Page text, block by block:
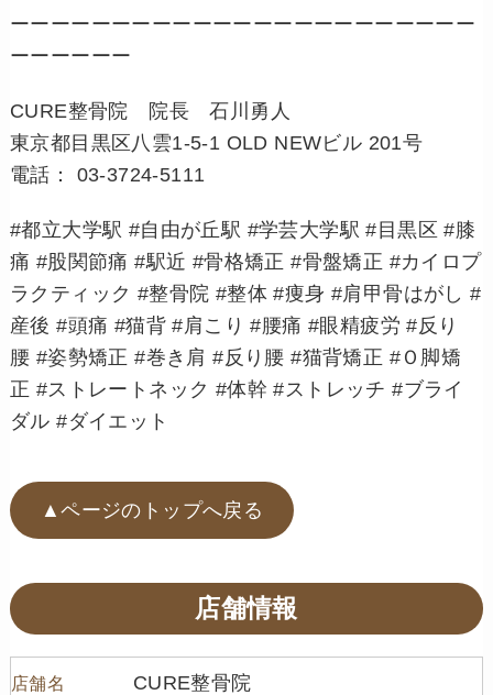
ーーーーーーーーーーーーーーーーーーーーーーー
ーーーーーー
CURE整骨院 院長 石川勇人
東京都目黒区八雲1-5-1 OLD NEWビル 201号
電話： 03-3724-5111
#都立大学駅 #自由が丘駅 #学芸大学駅 #目黒区 #膝
痛 #股関節痛 #駅近 #骨格矯正 #骨盤矯正 #カイロプ
ラクティック #整骨院 #整体 #痩身 #肩甲骨はがし #
産後 #頭痛 #猫背 #肩こり #腰痛 #眼精疲労 #反り
腰 #姿勢矯正 #巻き肩 #反り腰 #猫背矯正 #Ｏ脚矯
正 #ストレートネック #体幹 #ストレッチ #ブライ
ダル #ダイエット
▲ページのトップへ戻る
店舗情報
店舗名 CURE整骨院